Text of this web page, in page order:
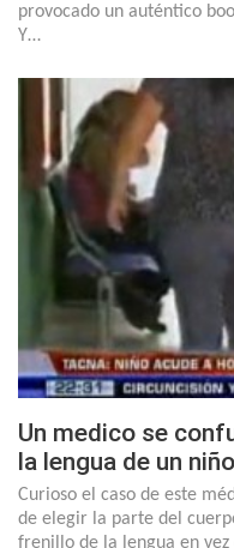
provocado un auténtico
Y…
Un medico se
la lengua de un
Curioso el caso de este
de elegir la parte del
frenillo de la lengua en